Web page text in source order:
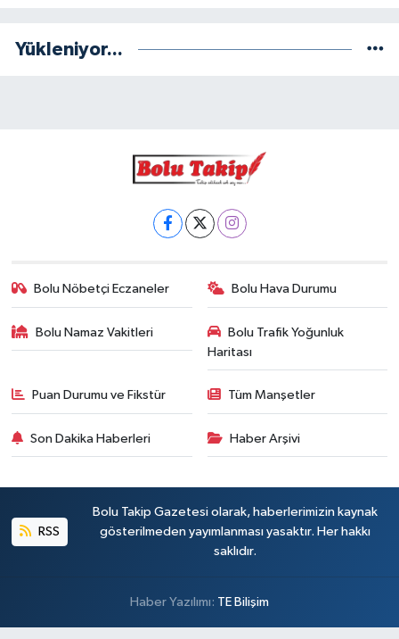
Yükleniyor...
Bolu Nöbetçi Eczaneler Bolu Hava Durumu
Bolu Namaz Vakitleri
Bolu Trafik Yoğunluk
Haritası
Puan Durumu ve Fikstür Tüm Manşetler
Son Dakika Haberleri Haber Arşivi
RSS
Bolu Takip Gazetesi olarak, haberlerimizin kaynak
gösterilmeden yayımlanması yasaktır. Her hakkı
saklıdır.
Haber Yazılımı: TE Bilişim